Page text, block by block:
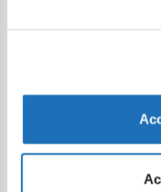
Il patrimonio